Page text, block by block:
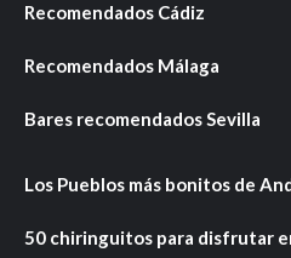
Recomendados Cádiz
Recomendados Málaga
Bares recomendados Sevilla
Los Pueblos más bonitos de
50 chiringuitos para disfrutar